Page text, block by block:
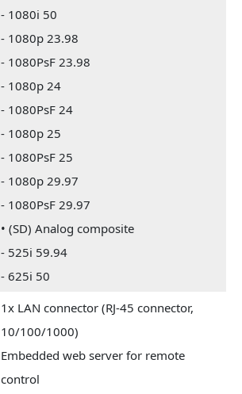
- 1080i 50
- 1080p 23.98
- 1080PsF 23.98
- 1080p 24
- 1080PsF 24
- 1080p 25
- 1080PsF 25
- 1080p 29.97
- 1080PsF 29.97
• (SD) Analog composite
- 525i 59.94
- 625i 50
1x LAN connector (RJ-45 connector,
10/100/1000)
Embedded web server for remote
control